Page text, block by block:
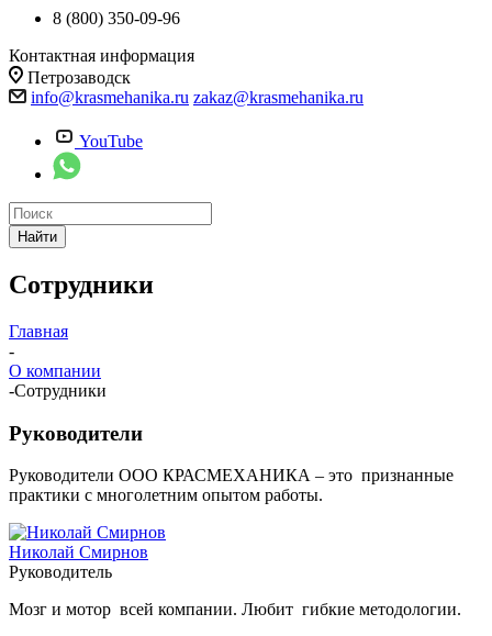
8 (800) 350-09-96
Контактная информация
Петрозаводск
info@krasmehanika.ru zakaz@krasmehanika.ru
YouTube
Найти
Сотрудники
Главная
-
О компании
-Сотрудники
Руководители
Руководители ООО КРАСМЕХАНИКА – это признанные
практики с многолетним опытом работы.
Николай Смирнов
Руководитель
Мозг и мотор всей компании. Любит гибкие методологии.